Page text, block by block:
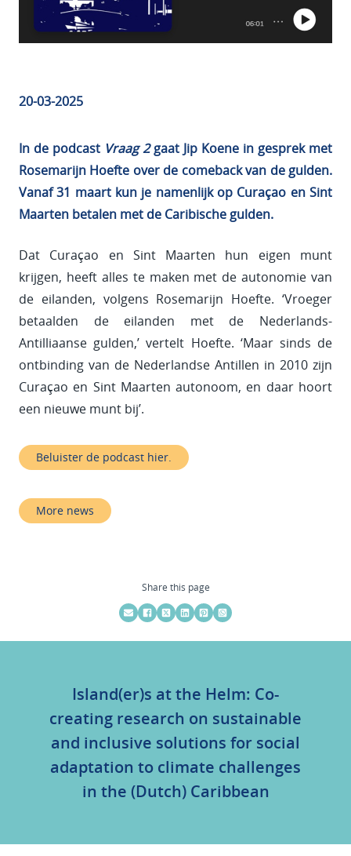
20-03-2025
In de podcast Vraag 2gaat Jip Koene in gesprek met
Rosemarijn Hoefte over de comeback van de gulden.
Vanaf 31 maart kun je namenlijk op Curaçao en Sint
Maarten betalen met de Caribische gulden.
Dat Curaçao en Sint Maarten hun eigen munt
krijgen, heeft alles te maken met de autonomie van
de eilanden, volgens Rosemarijn Hoefte. ‘Vroeger
betaalden de eilanden met de Nederlands-
Antilliaanse gulden,’ vertelt Hoefte. ‘Maar sinds de
ontbinding van de Nederlandse Antillen in 2010 zijn
Curaçao en Sint Maarten autonoom, en daar hoort
een nieuwe munt bij’.
Beluister de podcast hier.
More news
Share this page
Island(er)s at the Helm: Co-
creating research on sustainable
and inclusive solutions for social
adaptation to climate challenges
in the (Dutch) Caribbean